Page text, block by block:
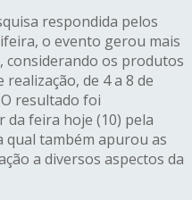
respondida pelos
o evento gerou mais
considerando os produtos
de 4 a 8 de
resultado foi
da feira hoje (10) pela
qual também apurou as
a diversos aspectos da